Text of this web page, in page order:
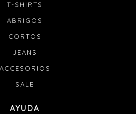
T-SHIRTS
ABRIGOS
CORTOS
JEANS
ACCESORIOS
SALE
AYUDA